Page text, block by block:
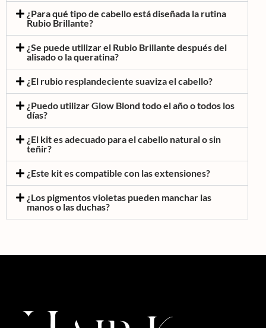
¿Para qué tipo de cabello está diseñada la rutina
Rubio Brillante?
¿Se puede utilizar el Rubio Brillante después del
alisado o la queratina?
¿El rubio resplandeciente suaviza el cabello?
¿Puedo utilizar Glow Blond todo el año o todos los
días?
¿El kit es adecuado para el cabello natural o sin
teñir?
¿Este kit es compatible con las extensiones?
¿Los pigmentos violetas pueden manchar las
manos o las duchas?